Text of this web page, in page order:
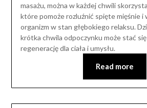
masażu, można w każdej chwili
które pomoże rozluźnić spięte mięśnie i
organizm w stan głębokiego relaksu.
krótka chwila odpoczynku może stać
regenerację dla ciała i umysłu.
Read more